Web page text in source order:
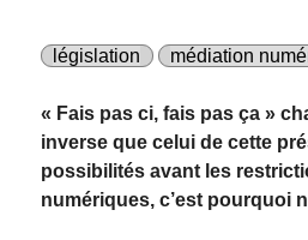
législation médiation
« Fais pas ci, fais pas ça »
inverse que celui de cette
possibilités avant les
numériques, c’est pourquoi